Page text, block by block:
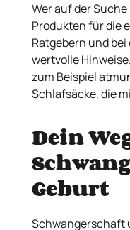
Wer auf der
Produkten für die
Ratgebern und
wertvolle
zum Beispiel
Schlafsäcke, die
Dein
Geburt
Schwangerschaft